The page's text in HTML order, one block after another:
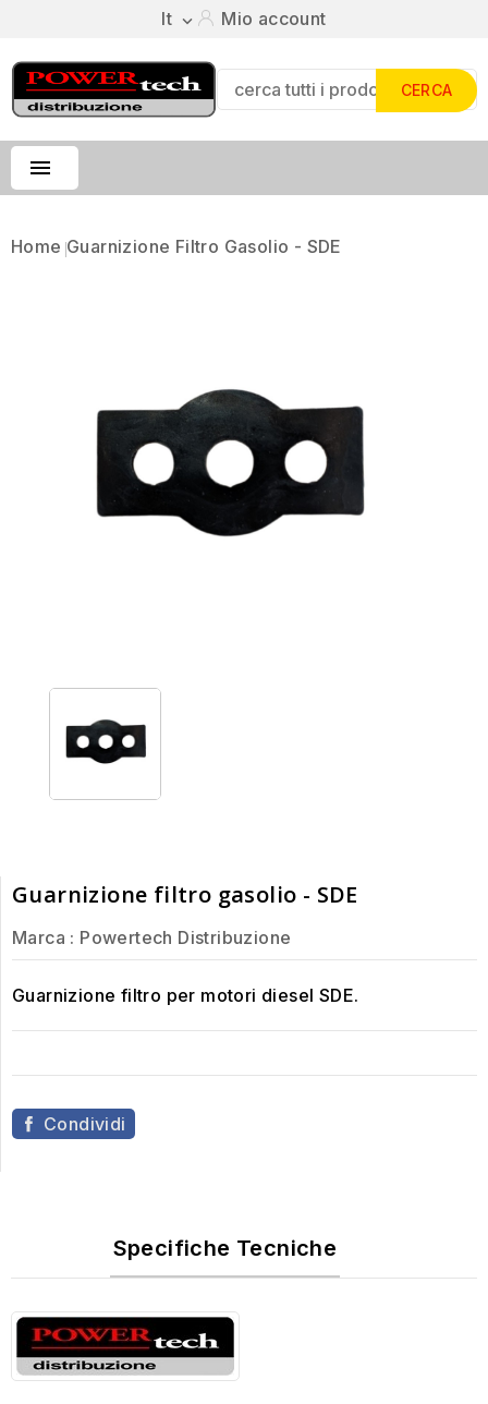
It  Mio account
CERCA

Home Guarnizione Filtro Gasolio - SDE
Guarnizione filtro gasolio - SDE
Marca : Powertech Distribuzione
Guarnizione filtro per motori diesel SDE.
Condividi
Specifiche Tecniche